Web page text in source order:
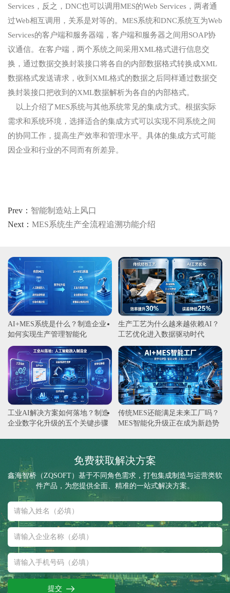
Services，反之，DNC也可以调用MES的Web Services，两者通
过Web相互调用，关系是对等的。MES系统和DNC系统互为Web
Services的客户端和服务器端，客户端和服务器之间用SOAP协
议通信。在客户端，两个系统之间采用XML格式进行信息交
换，通过数据交换封装接口将各自的内部数据格式转换成XML
数据格式发送请求，收到XML格式的数据之后同样通过数据交
换封装接口把收到的XML数据解析为各自的内部格式。
以上介绍了MES系统与其他系统常见的集成方式。根据实际
需求和系统环境，选择适合的集成方式可以实现不同系统之间
的协同工作，提高生产效率和管理水平。具体的集成方式可能
因企业和行业的不同而有所差异。
Prev： 智能制造站上风口
Next： MES系统生产全流程追溯功能介绍
AI+MES系统是什么？制造企业
如何实现生产管理智能化
生产工艺为什么越来越依赖AI？
工艺优化进入数据驱动时代
工业AI解决方案如何落地？制造
企业数字化升级的五个关键步骤
传统MES还能满足未来工厂吗？
MES智能化升级正在成为新趋势
免费获取解决方案
鑫海智桥（ZQSOFT）基于不同角色需求，打包集成制造与运营类软
件产品，为您提供全面、精准的一站式解决方案。
提交